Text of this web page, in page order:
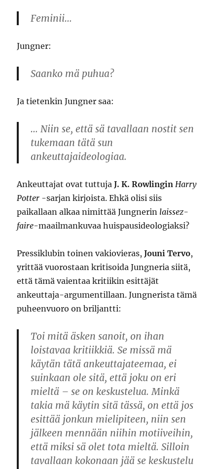
Feminii…
Jungner:
Saanko mä puhua?
Ja tietenkin Jungner saa:
… Niin se, että sä tavallaan nostit sen
tukemaan tätä sun
ankeuttajaideologiaa.
Ankeuttajat ovat tuttujaJ. K. Rowlingin Harry
Potter -sarjan kirjoista. Ehkä olisi siis
paikallaan alkaa nimittää Jungnerin laissez-
faire-maailmankuvaa huispausideologiaksi?
Pressiklubin toinen vakiovieras,Jouni Tervo,
yrittää vuorostaan kritisoida Jungneria siitä,
että tämä vaientaa kritiikin esittäjät
ankeuttaja-argumentillaan. Jungnerista tämä
puheenvuoro on briljantti:
Toi mitä äsken sanoit, on ihan
loistavaa kritiikkiä. Se missä mä
käytän tätä ankeuttajateemaa, ei
suinkaan ole sitä, että joku on eri
mieltä – se on keskustelua. Minkä
takia mä käytin sitä tässä, on että jos
esittää jonkun mielipiteen, niin sen
jälkeen mennään niihin motiiveihin,
että miksi sä olet tota mieltä. Silloin
tavallaan kokonaan jää se keskustelu